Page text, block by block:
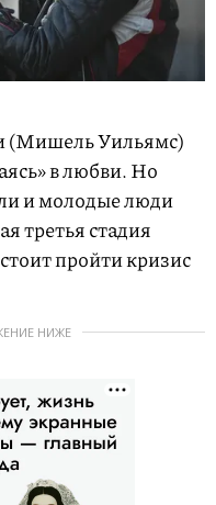
(Мишель Уильямс)
в любви. Но
и молодые люди
третья стадия
пройти кризис
НИЖЕ